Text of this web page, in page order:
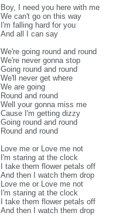
Boy, I need you here with me
We can't go on this way
I'm falling hard for you
And all I can say
We're going round and round
We're never gonna stop
Going round and round
We'll never get where
We are going
Round and round
Well your gonna miss me
Cause I'm getting dizzy
Going round and round
Round and round
Love me or Love me not
I'm staring at the clock
I take them flower petals off
And then I watch them drop
Love me or Love me not
I'm staring at the clock
I take them flower petals off
And then I watch them drop